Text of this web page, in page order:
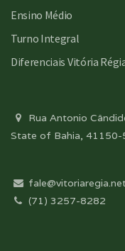
Ensino Médio
Turno Integral
Diferenciais Vitória
Rua Antonio
State of Bahia, 41150-
(71) 3257-8282